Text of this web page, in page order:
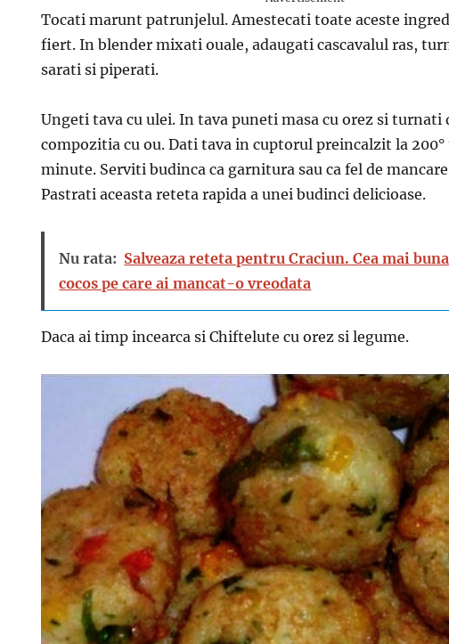
Tocati marunt patrunjelul. Amestecati toate aceste
fiert. In blender mixati ouale, adaugati cascavalul ras,
sarati si piperati.
Ungeti tava cu ulei. In tava puneti masa cu orez si turnati
compozitia cu ou. Dati tava in cuptorul preincalzit la 200°
minute. Serviti budinca ca garnitura sau ca fel de
Pastrati aceasta reteta rapida a unei budinci delicioase.
Nu rata: Salveaza reteta pentru Craciun. Cea mai
cocos pe care ai mancat-o vreodata
Daca ai timp incearca si Chiftelute cu orez si legume.